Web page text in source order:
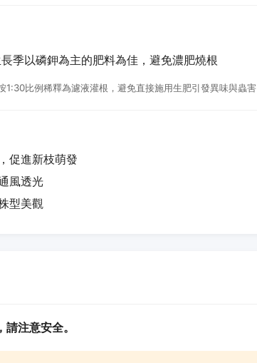
季以磷鉀為主的肥料為佳，避免濃肥燒根
1:30比例稀釋為濾液灌根，避免直接施用生肥引發異味與蟲害
促進新枝萌發
風透光
型美觀
注意安全。